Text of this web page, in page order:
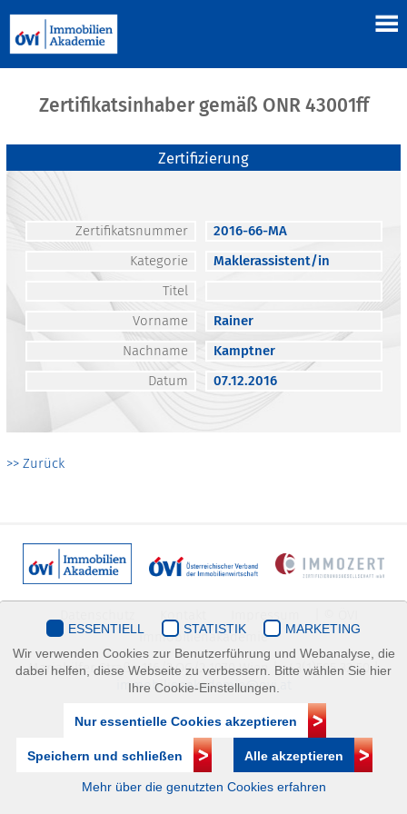
Zertifikatsinhaber gemäß ONR 43001ff
Zertifizierung
Zertifikatsnummer
2016-66-MA
Kategorie
Maklerassistent/in
Titel
Vorname
Rainer
Nachname
Kamptner
Datum
07.12.2016
>> Zurück
Immobilienakademie
Mariahilfer Straße 116/2.OG/2 1070 Wien | +43(1)505 32 50 |
immobilienakademie@ovi.at
ESSENTIELL STATISTIK
MARKETING
Wir verwenden Cookies zur Benutzerführung und Webanalyse, die
dabei helfen, diese Webseite zu verbessern. Bitte wählen Sie hier
Ihre Cookie-Einstellungen.
Nur essentielle Cookies akzeptieren
Speichern und schließen Alle akzeptieren
Mehr über die genutzten Cookies erfahren